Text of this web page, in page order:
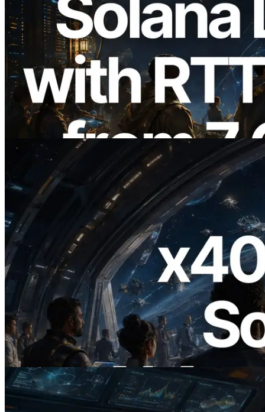
2026.08.05
ERPC étend l’API Solana Leader Slot
avec la mesure du ping depuis 7 régions
du monde — l’API Validators
Information est également lancée
2026.07.04
ERPC lance un RPC Solana compatible
x402 — L'ère où les agents IA paient à la
demande les API dont ils ont besoin
Lire cet article